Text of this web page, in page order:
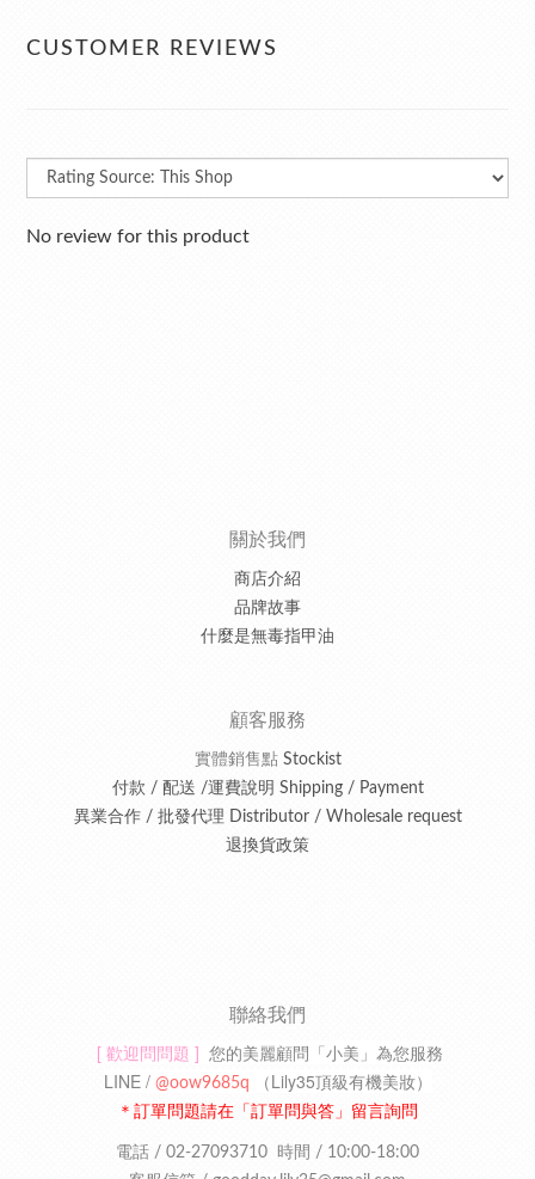
CUSTOMER REVIEWS
No review for this product
關於我們
商店介紹
品牌故事
什麼是無毒指甲油
顧客服務
實體銷售點Stockist
付款 / 配送 /運費說明 Shipping / Payment
異業合作 / 批發代理 Distributor / Wholesale request
退換貨政策
聯絡我們
[ 歡迎問問題 ] 您的美麗顧問「小美」為您服務
LINE / @oow9685q （Lily35頂級有機美妝）
＊訂單問題請在「訂單問與答」留言詢問
電話 / 02-27093710 時間 / 10:00-18:00